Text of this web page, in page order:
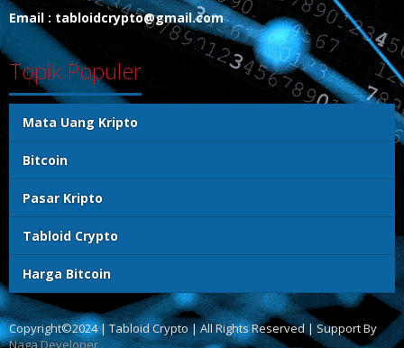
Email : tabloidcrypto@gmail.com
Topik Populer
Mata Uang Kripto
Bitcoin
Pasar Kripto
Tabloid Crypto
Harga Bitcoin
Copyright©2024 | Tabloid Crypto | All Rights Reserved | Support By
Naga Developer